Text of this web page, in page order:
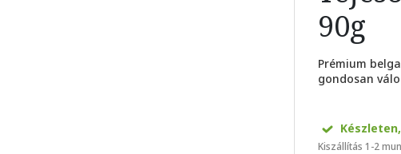
90g
Prémium
gondosan
Kiszállítás 1-2